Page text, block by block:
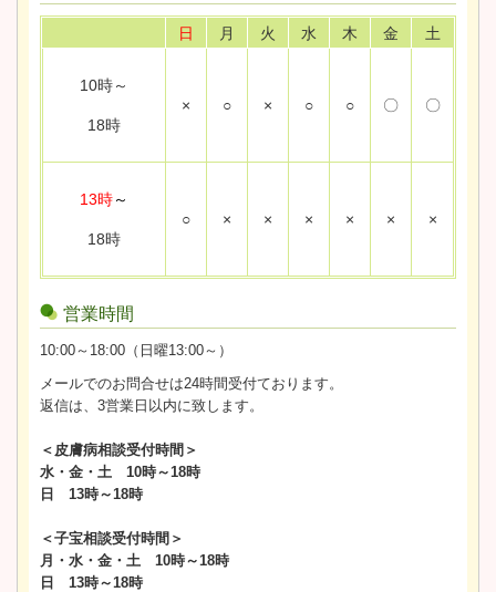
日 月 火 水 木 金 土
10時～
18時
× ○ × ○ ○ 〇 〇
13時～
18時
○ × × × × × ×
営業時間
10:00～18:00（日曜13:00～）
メールでのお問合せは24時間受付ております。
返信は、3営業日以内に致します。
＜皮膚病相談受付時間＞
水・金・土 10時～18時
日 13時～18時
＜子宝相談受付時間＞
月・水・金・土 10時～18時
日 13時～18時